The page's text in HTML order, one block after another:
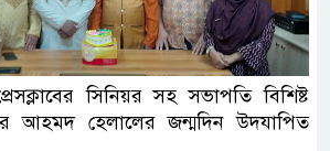
সিনিয়র সহ সভাপতি বিশিষ্ট
আহমদ হেলালের জন্মদিন উদযাপিত